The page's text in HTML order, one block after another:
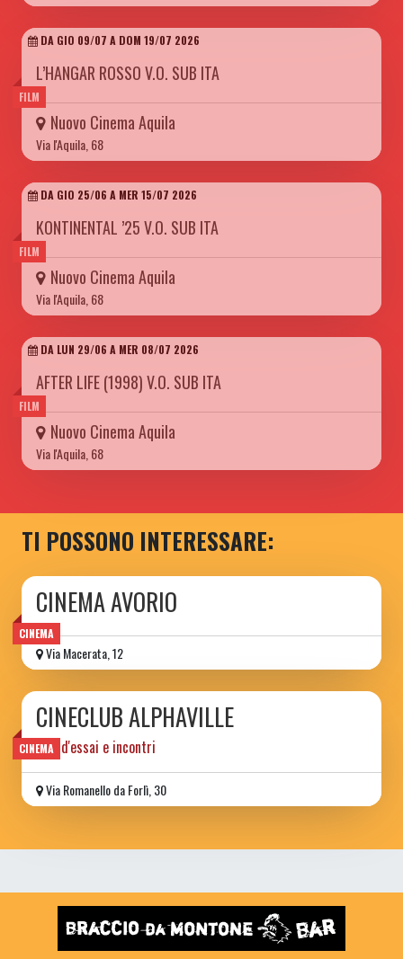
FILM
DA GIO 09/07 A DOM 19/07 2026
L’HANGAR ROSSO V.O. SUB ITA
Nuovo Cinema Aquila
Via l'Aquila, 68
FILM
DA GIO 25/06 A MER 15/07 2026
KONTINENTAL ’25 V.O. SUB ITA
Nuovo Cinema Aquila
Via l'Aquila, 68
FILM
DA LUN 29/06 A MER 08/07 2026
AFTER LIFE (1998) V.O. SUB ITA
Nuovo Cinema Aquila
Via l'Aquila, 68
TI POSSONO INTERESSARE:
CINEMA
CINEMA AVORIO
Via Macerata, 12
CINEMA
CINECLUB ALPHAVILLE
film d'essai e incontri
Via Romanello da Forlì, 30